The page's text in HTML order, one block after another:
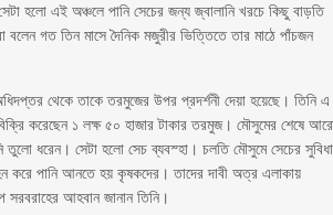
হলো এই অঞ্চলে পানি সেচের জন্য জ্বালানি খরচে কিছু বাড়তি
গত তিন মাসে দৈনিক মজুরীর ভিত্তিতে তার মাঠে পাঁচজন
থেকে তাকে তরমুজের উপর প্রদর্শনী দেয়া হয়েছে। তিনি এ
করেছেন ১ লক্ষ ৫০ হাজার টাকার তরমুজ। মৌসুমের শেষে
তুলো ধরেন। সেটা হলো সেচ ব্যবস্হা। চলতি মৌসুমে সেচের সুবিধা
করে পানি আনতে হয় কৃষকদের। তাদের দাবী অত্র এলাকায়
আহবান জানান তিনি।